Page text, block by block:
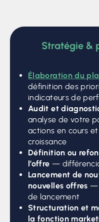
Stratégie &
Élaboration du
définition des
indicateurs de
Audit et
analyse de votre
actions en cours
croissance
Définition ou
l’offre —
Lancement de
nouvelles offres —
de lancement
Structuration et
la fonction